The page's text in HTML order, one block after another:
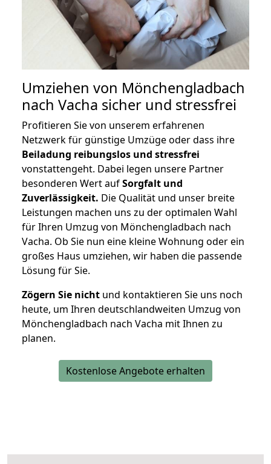
Umziehen von Mönchengladbach
nach Vacha sicher und stressfrei
Profitieren Sie von unserem erfahrenen
Netzwerk für günstige Umzüge oder dass ihre
Beiladung reibungslos und stressfrei
vonstattengeht. Dabei legen unsere Partner
besonderen Wert aufSorgfalt und
Zuverlässigkeit. Die Qualität und unser breite
Leistungen machen uns zu der optimalen Wahl
für Ihren Umzug von Mönchengladbach nach
Vacha. Ob Sie nun eine kleine Wohnung oder ein
großes Haus umziehen, wir haben die passende
Lösung für Sie.
Zögern Sie nicht und kontaktieren Sie uns noch
heute, um Ihren deutschlandweiten Umzug von
Mönchengladbach nach Vacha mit Ihnen zu
planen.
Kostenlose Angebote erhalten